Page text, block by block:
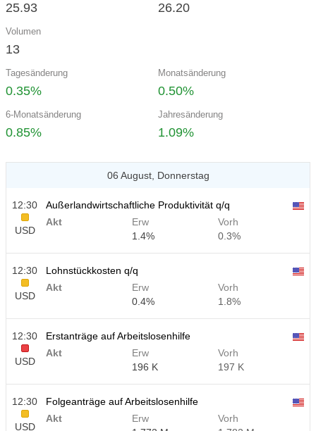
25.93 26.20
Volumen
13
Tagesänderung
0.35%
Monatsänderung
0.50%
6-Monatsänderung
0.85%
Jahresänderung
1.09%
06 August, Donnerstag
12:30
USD
Außerlandwirtschaftliche Produktivität q/q
Akt
Erw
1.4%
Vorh
0.3%
12:30
USD
Lohnstückkosten q/q
Akt
Erw
0.4%
Vorh
1.8%
12:30
USD
Erstanträge auf Arbeitslosenhilfe
Akt
Erw
196 K
Vorh
197 K
12:30
USD
Folgeanträge auf Arbeitslosenhilfe
Akt
Erw
Vorh